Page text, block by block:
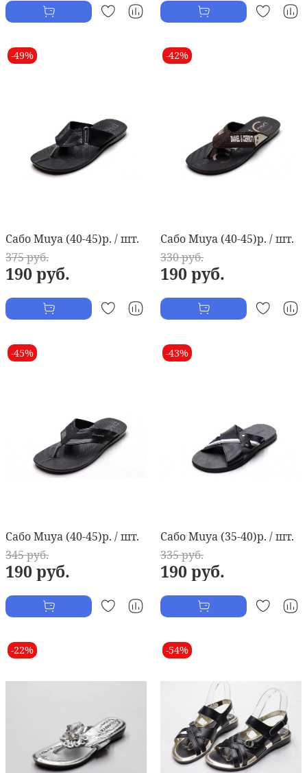
-49%
Сабо Muya (40-45)р. / шт.
375 руб.
190 руб.
-42%
Сабо Muya (40-45)р. / шт.
330 руб.
190 руб.
-45%
Сабо Muya (40-45)р. / шт.
345 руб.
190 руб.
-43%
Сабо Muya (35-40)р. / шт.
335 руб.
190 руб.
-22% -54%